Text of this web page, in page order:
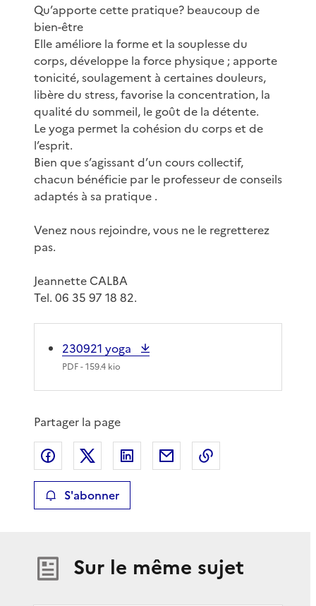
Qu’apporte cette pratique? beaucoup de
bien-être
Elle améliore la forme et la souplesse du
corps, développe la force physique ; apporte
tonicité, soulagement à certaines douleurs,
libère du stress, favorise la concentration, la
qualité du sommeil, le goût de la détente.
Le yoga permet la cohésion du corps et de
l’esprit.
Bien que s’agissant d’un cours collectif,
chacun bénéficie par le professeur de conseils
adaptés à sa pratique .
Venez nous rejoindre, vous ne le regretterez
pas.
Jeannette CALBA
Tel. 06 35 97 18 82.
230921 yoga
PDF- 159.4 kio
Partager la page
Partager sur Facebook
Partager sur XPartager sur LinkedIn
Partager par email
S'abonner
Sur le même sujet